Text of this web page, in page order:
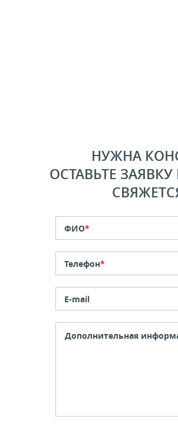
НУЖНА
ОСТАВЬТЕ
ФИО*
Телефон*
E-mail